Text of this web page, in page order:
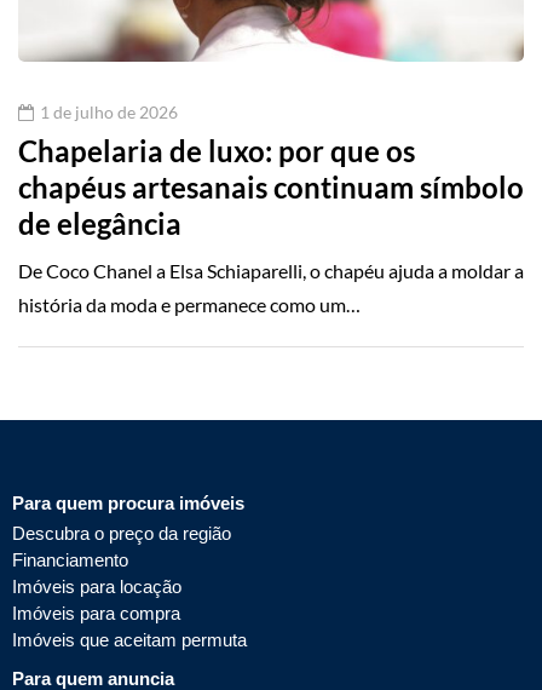
1 de julho de 2026
Chapelaria de luxo: por que os
chapéus artesanais continuam símbolo
de elegância
De Coco Chanel a Elsa Schiaparelli, o chapéu ajuda a moldar a
história da moda e permanece como um…
Para quem procura imóveis
Descubra o preço da região
Financiamento
Imóveis para locação
Imóveis para compra
Imóveis que aceitam permuta
Para quem anuncia